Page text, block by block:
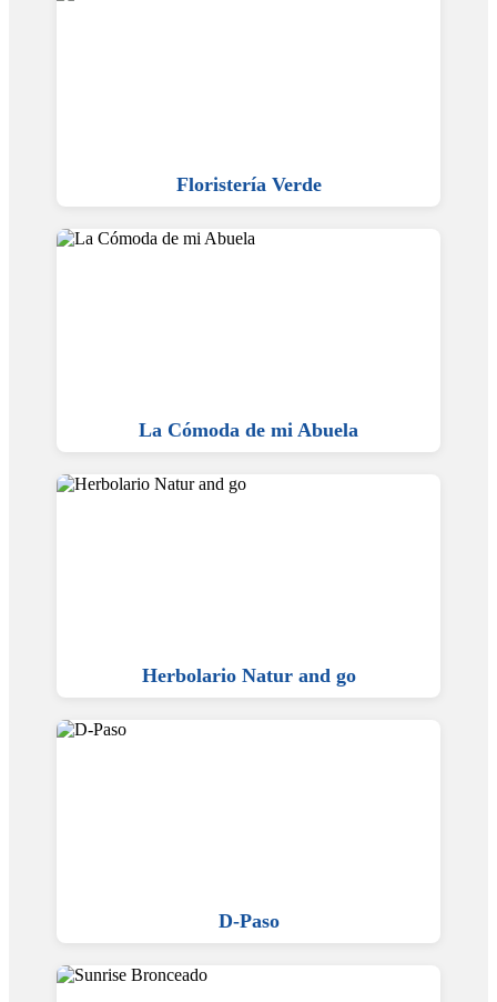
Floristería Verde
La Cómoda de mi Abuela
Herbolario Natur and go
D-Paso